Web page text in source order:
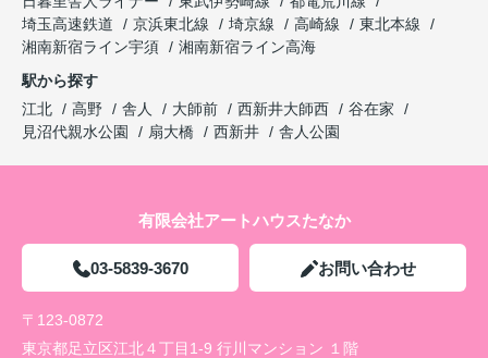
埼玉高速鉄道
京浜東北線 埼京線 高崎線
東北本線
湘南新宿ライン宇須
湘南新宿ライン高海
駅から探す
江北
高野 舎人 大師前 西新井大師西
谷在家
見沼代親水公園
扇大橋 西新井 舎人公園
有限会社アートハウスたなか
03-5839-3670 お問い合わせ
〒123-0872
東京都足立区江北４丁目1-9 行川マンション １階